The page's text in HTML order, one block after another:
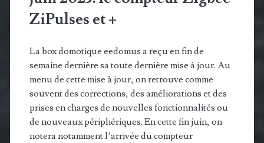
ZiPulses et +
La box domotique eedomus a reçu en fin de
semaine dernière sa toute dernière mise à jour. Au
menu de cette mise à jour, on retrouve comme
souvent des corrections, des améliorations et des
prises en charges de nouvelles fonctionnalités ou
de nouveaux périphériques. En cette fin juin, on
notera notamment l’arrivée du compteur